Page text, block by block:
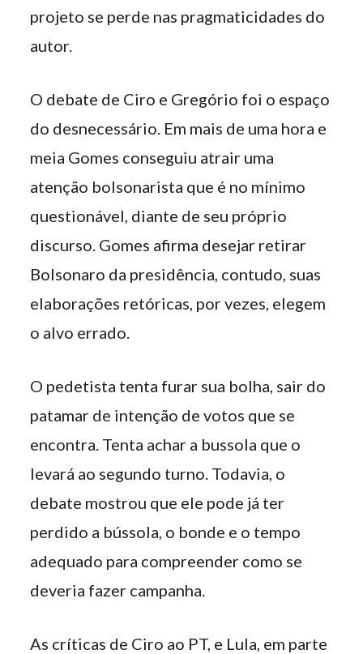
projeto se perde nas pragmaticidades do
autor.
O debate de Ciro e Gregório foi o espaço
do desnecessário. Em mais de uma hora e
meia Gomes conseguiu atrair uma
atenção bolsonarista que é no mínimo
questionável, diante de seu próprio
discurso. Gomes afirma desejar retirar
Bolsonaro da presidência, contudo, suas
elaborações retóricas, por vezes, elegem
o alvo errado.
O pedetista tenta furar sua bolha, sair do
patamar de intenção de votos que se
encontra. Tenta achar a bussola que o
levará ao segundo turno. Todavia, o
debate mostrou que ele pode já ter
perdido a bússola, o bonde e o tempo
adequado para compreender como se
deveria fazer campanha.
As críticas de Ciro ao PT, e Lula, em parte